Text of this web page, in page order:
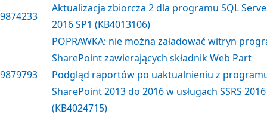
9874233
Aktualizacja zbiorcza 2 dla programu SQL
2016 SP1 (KB4013106)
9879793
POPRAWKA: nie można załadować witryn
SharePoint zawierających składnik Web Part
Podgląd raportów po uaktualnieniu z
SharePoint 2013 do 2016 w usługach SSRS 2016
(KB4024715)